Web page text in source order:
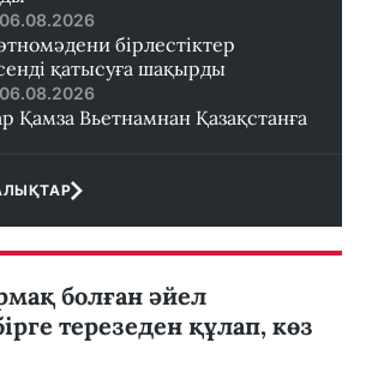
06.08.2026
бірлестіктер
қатысуға шақырды
06.08.2026
Қамза Вьетнамнан Қазақстанға
болған әйел
терезеден құлап, көз